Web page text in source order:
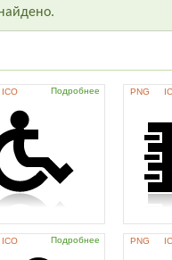
ICO Подробнее PNG
ICO Подробнее PNG